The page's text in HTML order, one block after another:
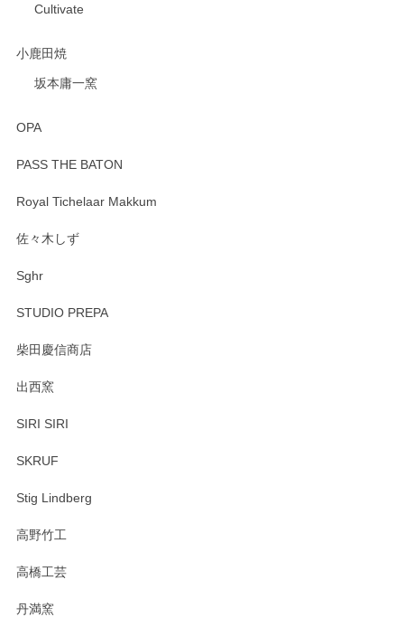
Cultivate
小鹿田焼
坂本庸一窯
OPA
PASS THE BATON
Royal Tichelaar Makkum
佐々木しず
Sghr
STUDIO PREPA
柴田慶信商店
出西窯
SIRI SIRI
SKRUF
Stig Lindberg
高野竹工
高橋工芸
丹満窯